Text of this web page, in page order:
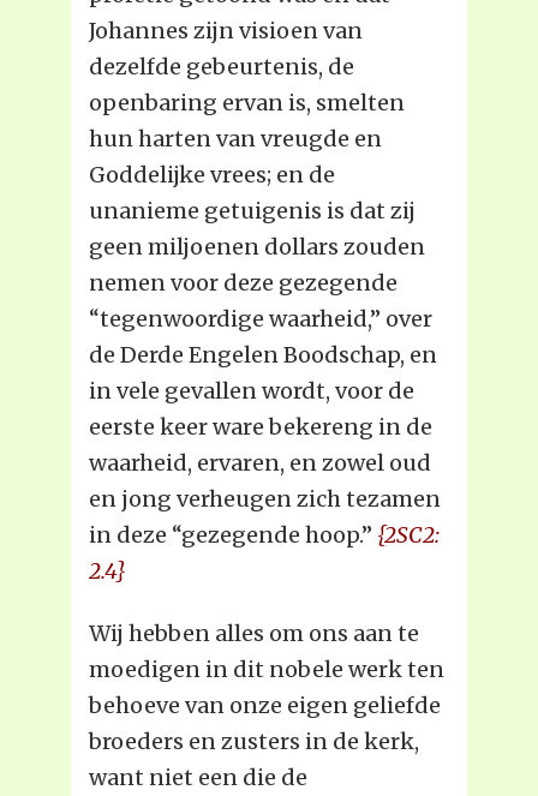
Johannes zijn visioen van
dezelfde gebeurtenis, de
openbaring ervan is, smelten
hun harten van vreugde en
Goddelijke vrees; en de
unanieme getuigenis is dat zij
geen miljoenen dollars zouden
nemen voor deze gezegende
“tegenwoordige waarheid,” over
de Derde Engelen Boodschap, en
in vele gevallen wordt, voor de
eerste keer ware bekereng in de
waarheid, ervaren, en zowel oud
en jong verheugen zich tezamen
in deze “gezegende hoop.” {2SC2:
2.4}
Wij hebben alles om ons aan te
moedigen in dit nobele werk ten
behoeve van onze eigen geliefde
broeders en zusters in de kerk,
want niet een die de